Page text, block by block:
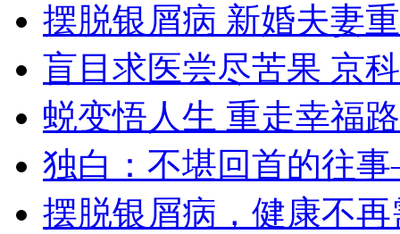
摆脱银屑病 新婚夫妻
盲目求医尝尽苦果 京
蜕变悟人生 重走幸福路
独白：不堪回首的往
摆脱银屑病，健康不